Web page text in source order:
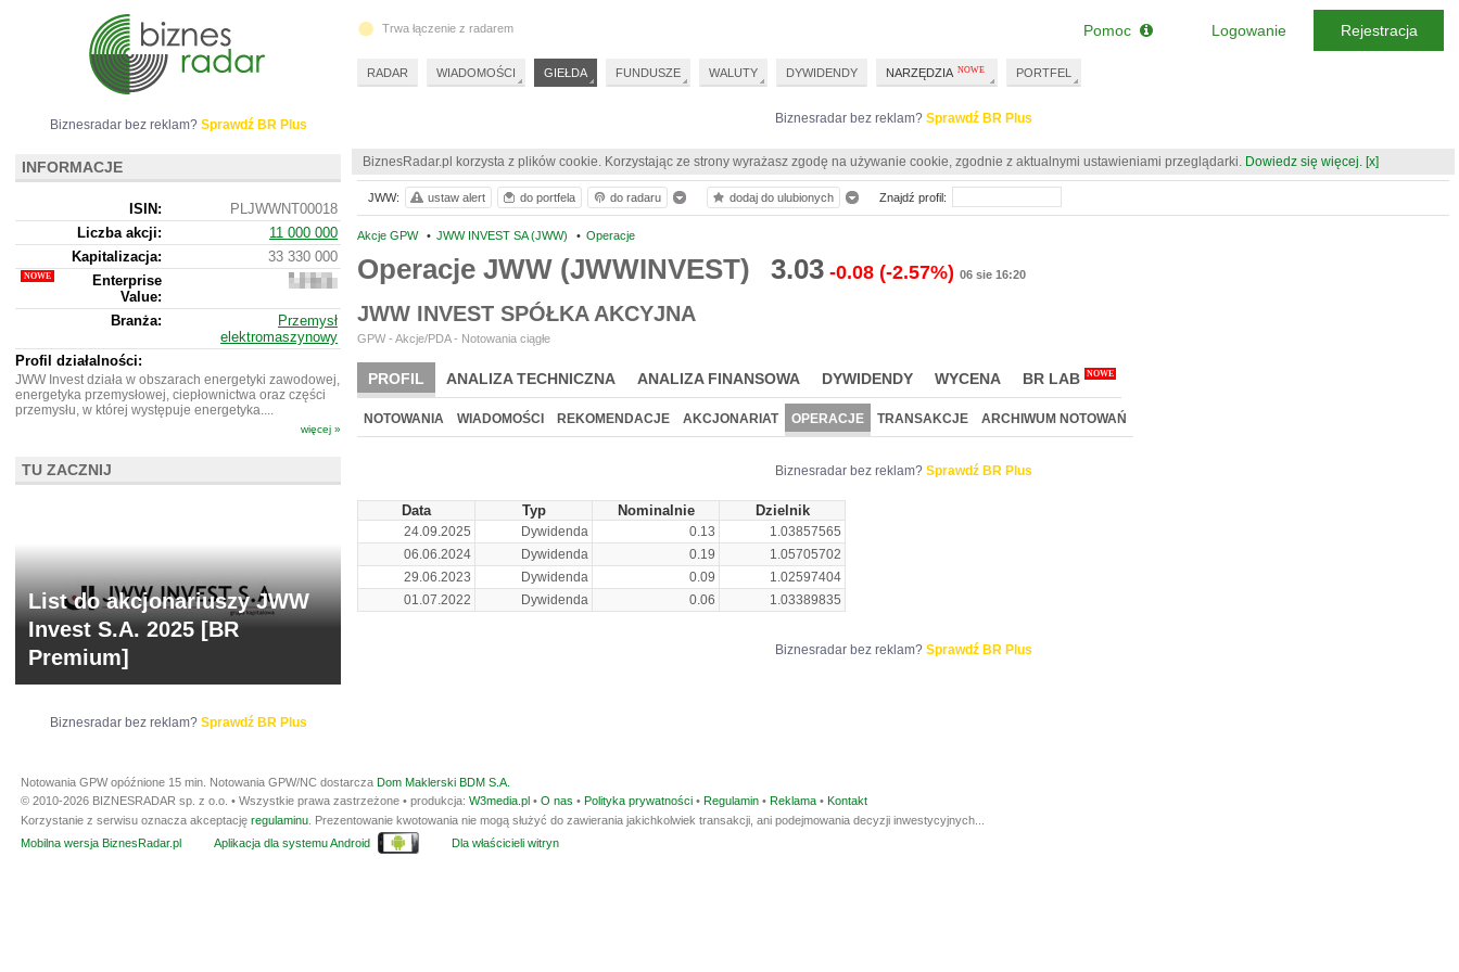
Biznesradar bez reklam? Sprawdź BR Plus
BiznesRadar.pl korzysta z plików cookie. Korzystając ze strony wyrażasz zgodę na używanie cookie, zgodnie z aktualnymi ustawieniami przeglądarki. Dowiedz się więcej. [x]
Akcje GPW • JWW INVEST SA (JWW) • Operacje
Operacje JWW (JWWINVEST) 3.03 -0.08 (-2.57%) 06 sie 16:20
JWW INVEST SPÓŁKA AKCYJNA
GPW - Akcje/PDA - Notowania ciągłe
PROFIL ANALIZA TECHNICZNA ANALIZA FINANSOWA DYWIDENDY WYCENA BR LAB NOWE
NOTOWANIA WIADOMOŚCI REKOMENDACJE AKCJONARIAT OPERACJE TRANSAKCJE ARCHIWUM NOTOWAŃ
Biznesradar bez reklam? Sprawdź BR Plus
Data Typ Nominalnie Dzielnik
24.09.2025 Dywidenda 0.13
1.03857565
06.06.2024
Dywidenda 0.19
1.05705702
29.06.2023
Dywidenda 0.09
1.02597404
01.07.2022
Dywidenda 0.06 1.03389835
Biznesradar bez reklam? Sprawdź BR Plus
JWW: ustaw alert do portfela do radaru dodaj do ulubionych Znajdź profil:
Biznesradar bez reklam? Sprawdź BR Plus
INFORMACJE
ISIN:
PLJWWNT00018
Liczba akcji:
11 000 000
Kapitalizacja:
33 330 000
Enterprise
Value:
27
000
Branża:
Przemysł
elektromaszynowy
Profil działalności:
JWW Invest działa w obszarach energetyki zawodowej,
energetyka przemysłowej, ciepłownictwa oraz części
przemysłu, w której występuje energetyka....
więcej »
TU ZACZNIJ
List do akcjonariuszy JWW
Invest S.A. 2025 [BR
Premium]
Biznesradar bez reklam? Sprawdź BR Plus
Trwa łączenie z radarem
RADAR WIADOMOŚCI GIEŁDA FUNDUSZE WALUTY DYWIDENDY NARZĘDZIA PORTFEL
Pomoc Logowanie Rejestracja
Notowania GPW opóźnione 15 min. Notowania GPW/NC dostarcza Dom Maklerski BDM S.A.
© 2010-2026 BIZNESRADAR sp. z o.o. • Wszystkie prawa zastrzeżone • produkcja: W3media.pl • O nas • Polityka prywatności • Regulamin • Reklama • Kontakt
Korzystanie z serwisu oznacza akceptację regulaminu . Prezentowanie kwotowania nie mogą służyć do zawierania jakichkolwiek transakcji, ani podejmowania decyzji inwestycyjnych...
Mobilna wersja BiznesRadar.pl
Aplikacja dla systemu Android Dla właścicieli witryn